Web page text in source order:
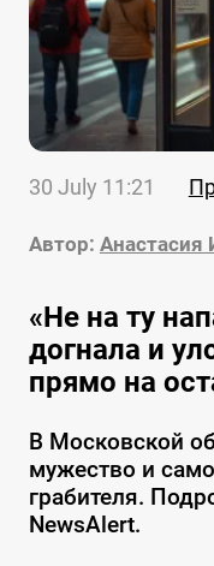
30 July 11:21
Автор: Анастасия
«Не на ту
догнала и
прямо на
В Московской
мужество и
грабителя.
NewsAlert.